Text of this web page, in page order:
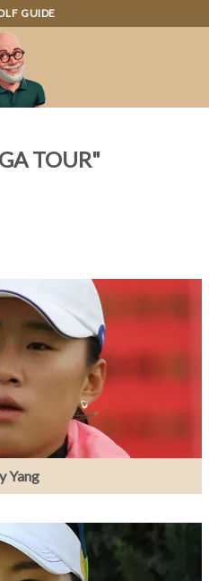
GUIDE
TOUR"
Yang